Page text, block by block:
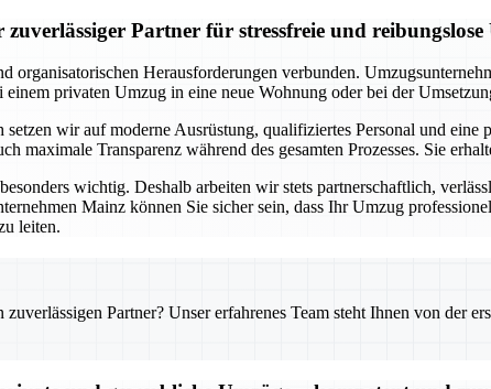
Partner für stressfreie und reibungslose
Herausforderungen verbunden.
privaten Umzug in eine neue Wohnung oder bei der
wir auf moderne Ausrüstung, qualifiziertes Personal und
maximale Transparenz während des gesamten Prozesses. Sie
wichtig. Deshalb arbeiten wir stets partnerschaftlich,
Mainz können Sie sicher sein, dass Ihr Umzug
leiten.
Partner? Unser erfahrenes Team steht Ihnen von der